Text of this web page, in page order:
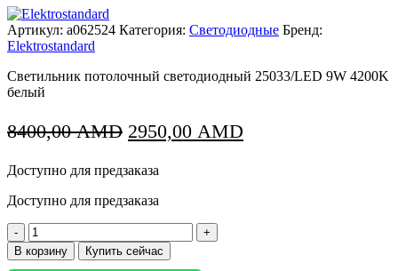
Артикул: a062524 Категория: Светодиодные Бренд:
Elektrostandard
Светильник потолочный светодиодный 25033/LED 9W 4200K
белый
8400,00AMD Первоначальная
составляла
8400,00 AMD.
2950,00 AMD
Доступно для предзаказа
Доступно для предзаказа
Количество
товара
25033/LED
В корзину Купить сейчас